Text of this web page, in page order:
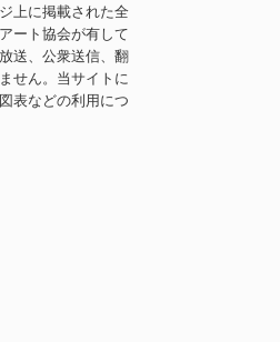
上に掲載された全
ート協会が有して
送、公衆送信、翻
せん。当サイトに
表などの利用につ